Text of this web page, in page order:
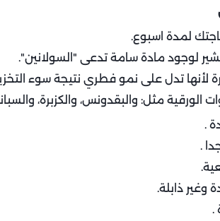
لمدة اسبوع.
لوجود مادة سامة تدعى "السولانين".
تدل على نمو فطري نتيجة سوء
الورقية مثل: والبقدونس، والكزبرة،
.
.
وغير ذابلة.
.